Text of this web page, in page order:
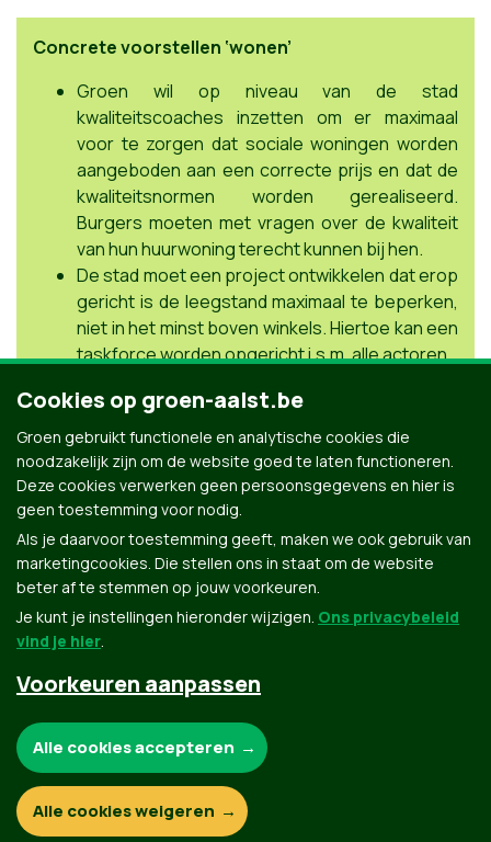
Concrete voorstellen ‘wonen’
Groen wil op niveau van de stad
kwaliteitscoaches inzetten om er maximaal
voor te zorgen dat sociale woningen worden
aangeboden aan een correcte prijs en dat de
kwaliteitsnormen worden gerealiseerd.
Burgers moeten met vragen over de kwaliteit
van hun huurwoning terecht kunnen bij hen.
De stad moet een project ontwikkelen dat erop
gericht is de leegstand maximaal te beperken,
niet in het minst boven winkels. Hiertoe kan een
taskforce worden opgericht i.s.m. alle actoren.
verhuurkantoor in Aalst in de schoot van de
Dienst Wonen. Dat moet ervoor zorgen het
aantal sociale verhuurwoningen op 5 jaar
verdubbelt.
Groen.be
© Copyright Groen 2026 | Gemaakt met NationBuilder
Contact Privacybeleid
Cookies op groen-aalst.be
Groen gebruikt functionele en analytische cookies die
noodzakelijk zijn om de website goed te laten functioneren.
Deze cookies verwerken geen persoonsgegevens en hier is
geen toestemming voor nodig.
Als je daarvoor toestemming geeft, maken we ook gebruik van
marketingcookies. Die stellen ons in staat om de website
beter af te stemmen op jouw voorkeuren.
Je kunt je instellingen hieronder wijzigen. Ons privacybeleid
vind je hier.
Voorkeuren aanpassen
Functionele en analytische cookies:
Alle cookies accepteren
Alle cookies weigeren